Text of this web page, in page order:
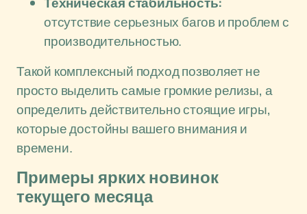
отсутствие серьезных багов и проблем с
производительностью.
Такой комплексный подход позволяет не
просто выделить самые громкие релизы, а
определить действительно стоящие игры,
которые достойны вашего внимания и
времени.
Примеры ярких новинок
текущего месяца